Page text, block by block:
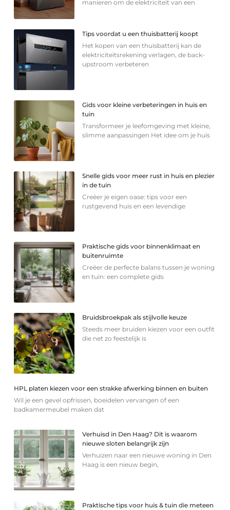
manieren om de elektriciteit van een
Tips voordat u een thuisbatterij koopt
Het kopen van een thuisbatterij kan de
elektriciteitsrekening verlagen, de back-
upstroom verbeteren
Gids voor kleine verbeteringen in huis en
tuin
Transformeer je leefomgeving met kleine,
slimme aanpassingen Het idee om je huis
Snelle gids voor meer rust in huis en plezier
in de tuin
Creëer je eigen oase: tips voor een
rustgevend huis en een levendige
Praktische gids voor binnenklimaat en
buitenruimte
Creëer de perfecte balans tussen je woning
en tuin: een complete gids
Bruidsbroekpak als stijlvolle keuze
Steeds meer bruiden kiezen voor een outfit
die net zo feestelijk is
HPL platen kiezen voor een strakke afwerking binnen en buiten
Wil je een gevel opfrissen, boeidelen vervangen of een
badkamermeubel maken dat
Verhuisd in Den Haag? Dit is waarom
nieuwe sloten belangrijk zijn
Verhuizen naar een nieuwe woning in Den
Haag is een nieuw begin,
Praktische tips voor huis & tuin die meteen